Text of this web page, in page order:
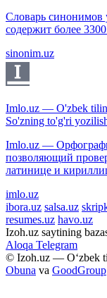
Словарь синонимов
содержит более
sinonim.uz
Imlo.uz — O'zbek
So'zning to'g'ri
Imlo.uz —
позволяющий
латинице и
imlo.uz
ibora.uz salsa.uz
resumes.uz havo.uz
Izoh.uz saytining
Aloqa Telegram
© Izoh.uz — O‘zbek
Obuna va GoodGroup